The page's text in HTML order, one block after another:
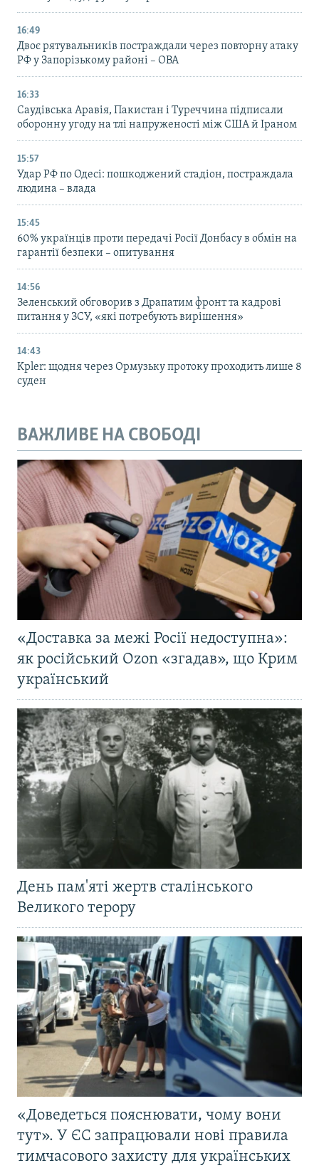
16:49
Двоє рятувальників постраждали через повторну атаку
РФ у Запорізькому районі – ОВА
16:33
Саудівська Аравія, Пакистан і Туреччина підписали
оборонну угоду на тлі напруженості між США й Іраном
15:57
Удар РФ по Одесі: пошкоджений стадіон, постраждала
людина – влада
15:45
60% українців проти передачі Росії Донбасу в обмін на
гарантії безпеки – опитування
14:56
Зеленський обговорив з Драпатим фронт та кадрові
питання у ЗСУ, «які потребують вирішення»
14:43
Kpler: щодня через Ормузьку протоку проходить лише 8
суден
ВАЖЛИВЕ НА СВОБОДІ
«Доставка за межі Росії недоступна»:
як російський Ozon «згадав», що Крим
український
День пам'яті жертв сталінського
Великого терору
«Доведеться пояснювати, чому вони
тут». У ЄС запрацювали нові правила
тимчасового захисту для українських